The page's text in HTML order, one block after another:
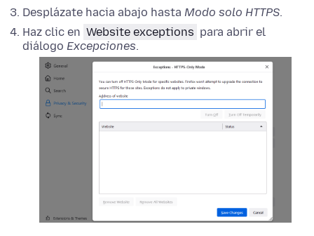
Desplázate hacia abajo hasta Modo solo HTTPS.
Haz clic en Website exceptions para abrir el
diálogo Excepciones.